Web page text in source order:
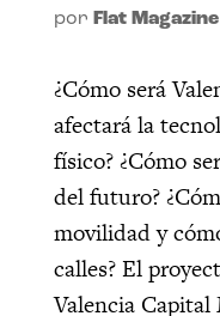
por Flat Magazine
¿Cómo será
afectará la
físico? ¿Cómo
del futuro?
movilidad y
calles? El
Valencia